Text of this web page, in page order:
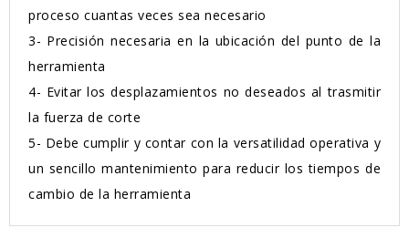
proceso cuantas veces sea necesario
3- Precisión necesaria en la ubicación del punto de la
herramienta
4- Evitar los desplazamientos no deseados al trasmitir
la fuerza de corte
5- Debe cumplir y contar con la versatilidad operativa y
un sencillo mantenimiento para reducir los tiempos de
cambio de la herramienta